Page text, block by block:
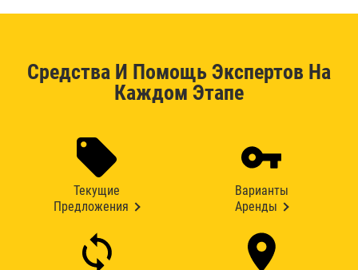
Средства И Помощь Экспертов На
Каждом Этапе
Текущие
Предложения
Варианты
Аренды